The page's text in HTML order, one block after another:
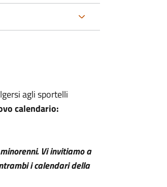
agli sportelli
calendario:
Vi invitiamo a
i calendari della